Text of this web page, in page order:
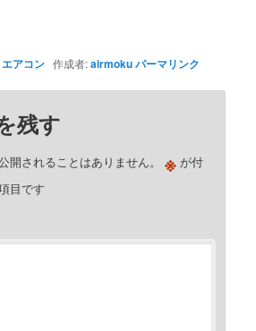
アコン 作成者:airmokuパーマリンク
残す
開されることはありません。 ※ が付
目です